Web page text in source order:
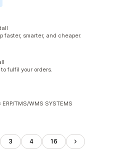
faster, smarter, and cheaper.
fulfil your orders.
ERP/TMS/WMS SYSTEMS
3 4 16